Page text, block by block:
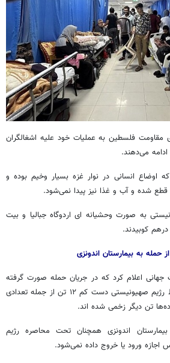
مقاومت فلسطین به عملیات خود علیه اشغالگران
ادامه می‌دهند.
که اوضاع انسانی در نوار غزه بسیار وخیم بوده و
قطع شده و آب و غذا نیز پیدا نمی‌شود.
به صورت وحشیانه ایاردوگاهجبالیا و بیت
کوبیدند.
حمله به بیمارستان اندونزی
اعلام کرد که در جریان حمله صورت گرفته
علیه بیمارستان اندونزی توسط رژیم صهیونیستی دست کم ۱۲ تن از جمله تعدادی
تن دیگر زخمی شده اند.
اندونزی همچنان تحت محاصره رژیم
ورود یا خروج داده نمی‌شود.